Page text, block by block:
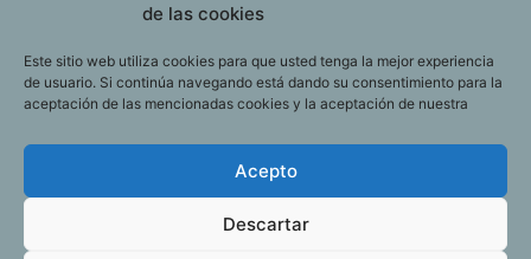
de las cookies
Este sitio web utiliza cookies para que usted tenga la mejor experiencia
de usuario. Si continúa navegando está dando su consentimiento para la
aceptación de las mencionadas cookies y la aceptación de nuestra
Acepto
Descartar